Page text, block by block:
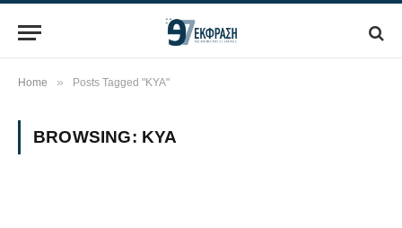
Home » Posts Tagged "ΚΥΑ"
BROWSING: ΚΥΑ